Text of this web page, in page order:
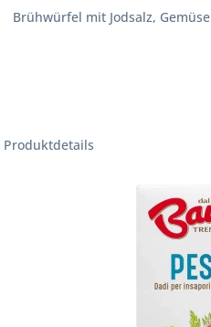
Brühwürfel mit Jodsalz, Gemüse
Produktdetails